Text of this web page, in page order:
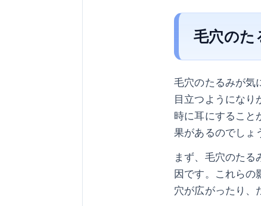
毛穴の
毛穴のたるみが気
目立つようになり
時に耳にすること
果があるのでしょ
まず、毛穴のた
因です。これらの
穴が広がったり、